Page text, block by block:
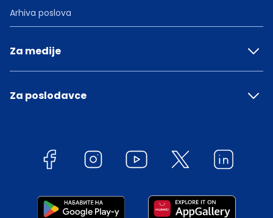
Arhiva poslova
Za medije
Za poslodavce